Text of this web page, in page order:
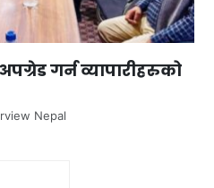
गर्न व्यापारीहरुको
Nepal